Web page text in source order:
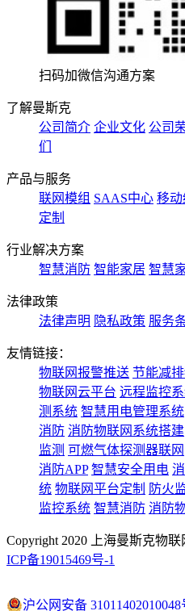
扫码加微信沟通方案
了解曼斯克
公司简介 企业文化 公司
们
产品与服务
联网模组 SAAS中心 移
定制
行业解决方案
智慧消防 智能家居 智慧
法律政策
法律声明 隐私政策 服务
友情链接：
物联网报警推送 节能减
物联网云平台 远程监控
测系统 智慧用电管理系统
消防 消防物联网系统搭建
监测 可燃气体探测器联网
消防APP 智慧安全用电
统 物联网平台定制 防火
监控系统 智慧消防 消防
Copyright 2020 上海曼斯克物
ICP备19015469号-1
沪公网安备 31011402010048